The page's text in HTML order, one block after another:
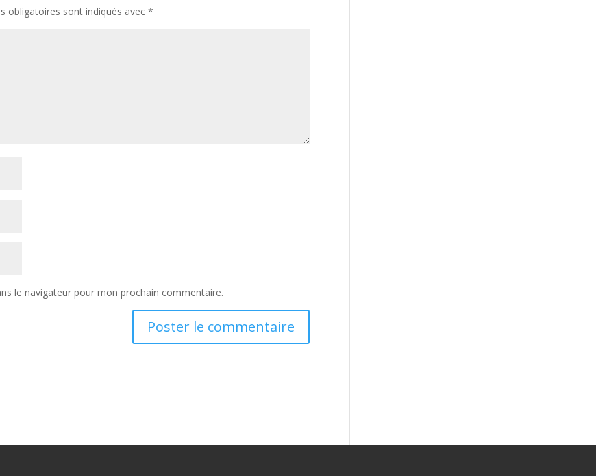
obligatoires sont indiqués avec*
le navigateur pour mon prochain commentaire.